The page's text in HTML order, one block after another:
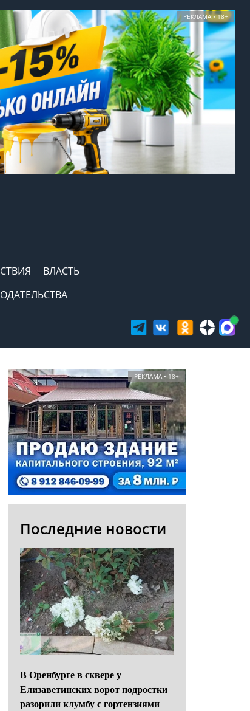
РЕКЛАМА • 18+
ВЛАСТЬ
РЕКЛАМА • 18+
Последние новости
В Оренбурге в сквере у
Елизаветинских ворот подростки
разорили клумбу с гортензиями